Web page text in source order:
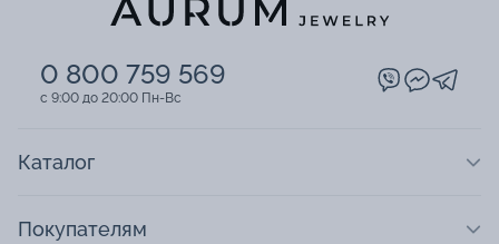
0 800 759 569
c 9:00 до 20:00 Пн-Вс
Каталог
Покупателям